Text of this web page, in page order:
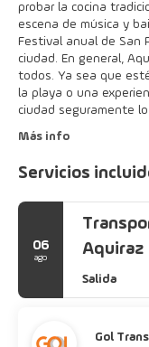
probar la cocina
escena de música y
Festival anual de San
ciudad. En general,
todos. Ya sea que
la playa o una
ciudad seguramente
Más info
Servicios
06
ago
Aquiraz
Salida
Gol